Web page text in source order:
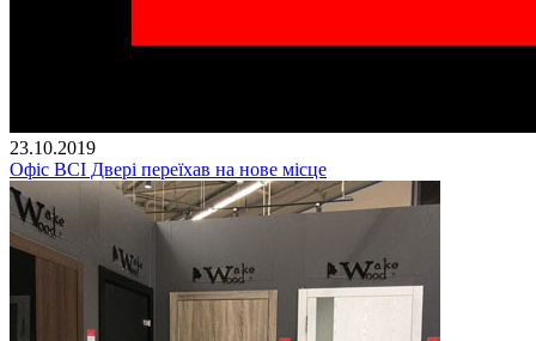
23.10.2019
Офіс ВСІ Двері переїхав на нове місце